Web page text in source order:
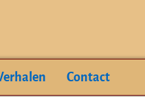
Contact